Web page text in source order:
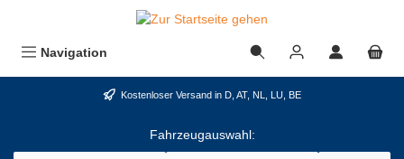
Navigation
Kostenloser Versand in D, AT, NL, LU, BE
Fahrzeugauswahl: